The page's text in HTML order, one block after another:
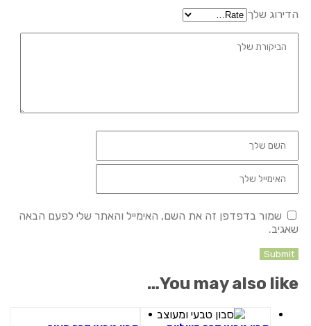
הדירוג שלך
שמור בדפדפן זה את השם, האימייל והאתר שלי לפעם הבאה
שאגיב.
You may also like…